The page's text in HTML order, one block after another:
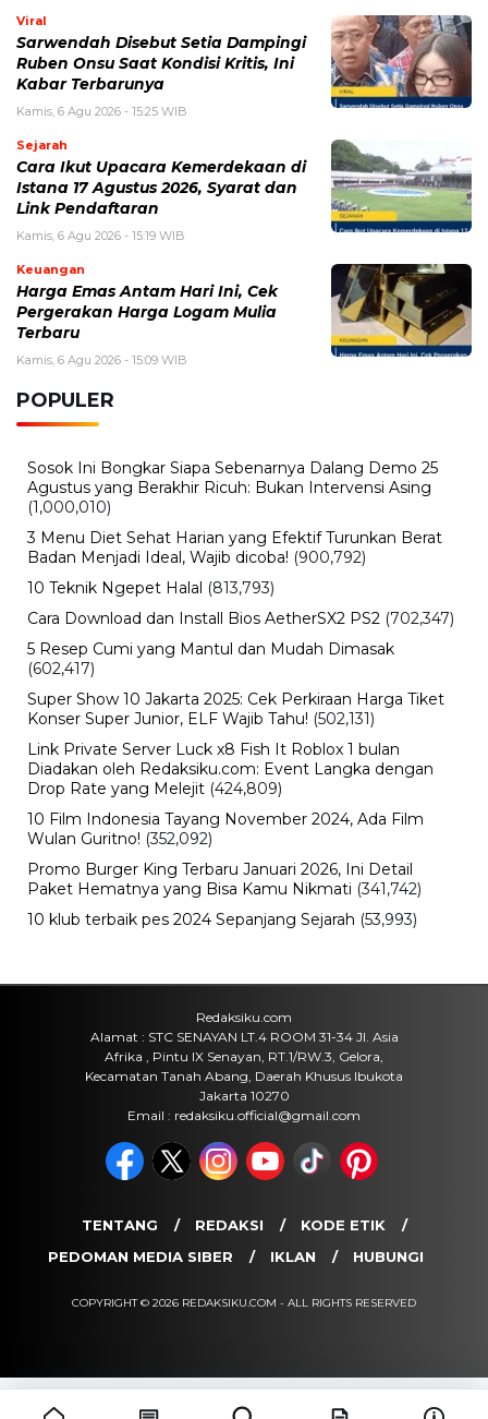
Kamis, 6 Agustus 2026 - 15:09 WIB
Harga Emas Antam Hari Ini, Cek Pergerakan Harga
Logam Mulia Terbaru
Tetangga Suka Meniru Dagangan? 5 Hal yang Perlu
Dilakukan
dan Panduan Layanan Badan Usaha
Selasa, 4 Agustus 2026 - 09:42 WIB
Pabrik Gula Indonesia Terus Didorong, Ini Kondisi
Produksi dan Tantangan Industri Gula
Sabtu, 1 Agustus 2026 - 09:37 WIB
Harga Pertamax Hari Ini Terbaru, Cek Daftar Harga
BERITA TERBARU
Internasional
Dorong Pelayanan kepada
Masyarakat
Kamis, 6 Agu 2026 - 21:17 WIB
Viral
Kecelakaan Bus ALS Tewaskan
Belasan Penumpang, Polisi Tetapkan
Dua Tersangka
Kamis, 6 Agu 2026 - 15:46 WIB
Sarwendah Disebut Setia Dampingi
Ruben Onsu Saat Kondisi Kritis, Ini
Kabar Terbarunya
Kamis, 6 Agu 2026 - 15:25 WIB
Sejarah
Link Pendaftaran
Harga Emas Antam Hari Ini, Cek
Pergerakan Harga Logam Mulia
Kamis, 6 Agu 2026 - 15:09 WIB
POPULER
Sosok Ini Bongkar Siapa Sebenarnya Dalang Demo 25
Agustus yang Berakhir Ricuh: Bukan Intervensi Asing